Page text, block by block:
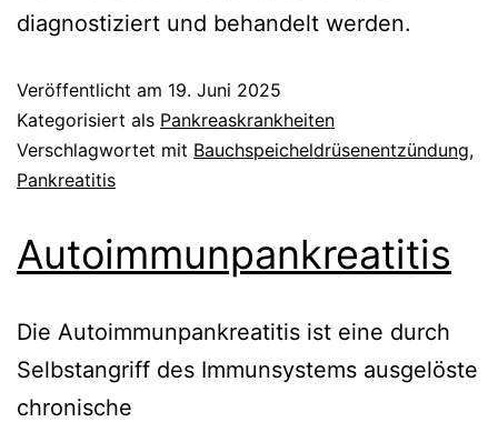
diagnostiziert und behandelt werden.
Veröffentlicht am 19. Juni 2025
Kategorisiert als Pankreaskrankheiten
Verschlagwortet mit Bauchspeicheldrüsenentzündung,
Pankreatitis
Autoimmunpankreatitis
Die Autoimmunpankreatitis ist eine durch
Selbstangriff des Immunsystems ausgelöste
chronische